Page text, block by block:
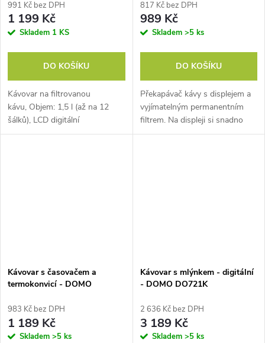
991 Kč bez DPH
1 199 Kč
Skladem 1 KS
DO KOŠÍKU
Kávovar na filtrovanou
kávu, Objem: 1,5 l (až na 12
šálků), LCD digitální
hodiny, Časovač s pamětí pro
817 Kč bez DPH
989 Kč
Skladem >5 ks
DO KOŠÍKU
Překapávač kávy s displejem a
vyjímatelným permanentním
filtrem. Na displeji si snadno
nastavíte odložený start až na
Kávovar s časovačem a
termokonvicí - DOMO
983 Kč bez DPH
1 189 Kč
Skladem >5 ks
Kávovar s mlýnkem - digitální
- DOMO DO721K
2 636 Kč bez DPH
3 189 Kč
Skladem >5 ks